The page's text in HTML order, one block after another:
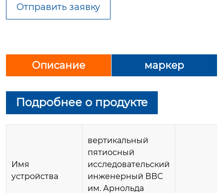
Отправить заявку
Описание маркер
Подробнее о продукте
Имя
устройства
вертикальный
пятиосный
исследовательский
инженерный ВВС
им. Арнольда